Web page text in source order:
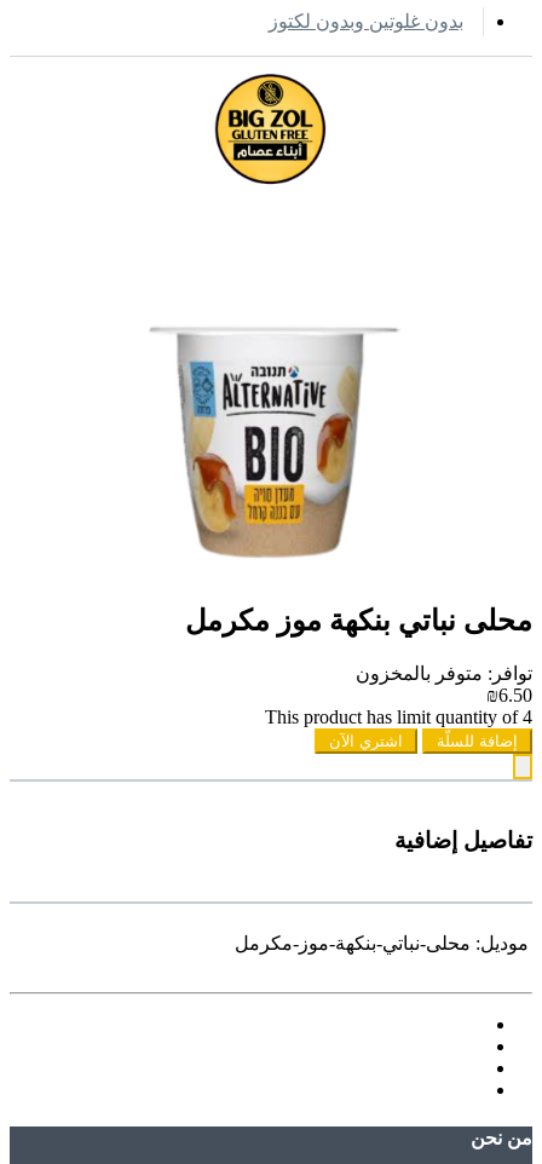
بدون غلوتين وبدون لكتوز
محلى نباتي بنكهة موز مكرمل
توافر: متوفر بالمخزون
₪6.50
This product has limit quantity of 4
إضافة للسلّة اشتري الآن
تفاصيل إضافية
موديل: محلى-نباتي-بنكهة-موز-مكرمل
ﻣﻦ ﻧﺤﻦ